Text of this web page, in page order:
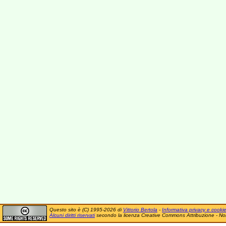
Questo sito è (C) 1995-2026 di Vittorio Bertola - Informativa privacy e cookie
Alcuni diritti riservatisecondo la licenza Creative Commons Attribuzione -